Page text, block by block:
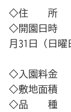
◇住 所 那
◇開園日時
月31日（日曜
10時
◇入園料金
◇敷地面積
◇品 種